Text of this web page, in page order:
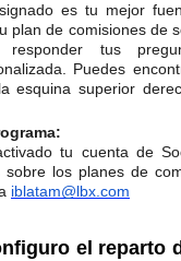
es tu mejor
plan de comisiones de
responder tus
Puedes
esquina superior
tu cuenta de
sobre los planes de
iblatam@lbx.com
el reparto